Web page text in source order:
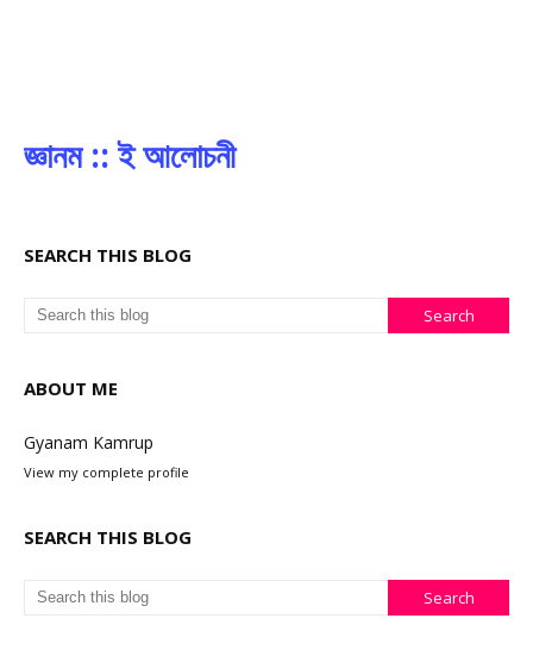
জ্ঞানম :: ই আলোচনী
SEARCH THIS BLOG
ABOUT ME
Gyanam Kamrup
View my complete profile
SEARCH THIS BLOG